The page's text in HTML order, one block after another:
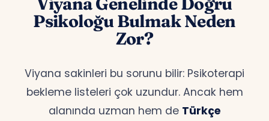
Psikoloğu Bulmak Neden
Zor?
Viyana sakinleri bu sorunu bilir: Psikoterapi
bekleme listeleri çok uzundur. Ancak hem
alanında uzman hem de Türkçe